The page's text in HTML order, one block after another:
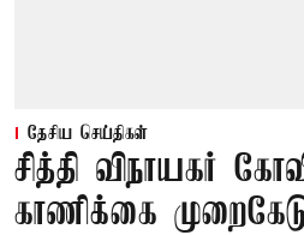
தேசிய செய்திகள்
சித்தி விநாயகர்
காணிக்கை